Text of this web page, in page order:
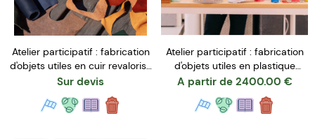
Atelier participatif : fabrication
d'objets utiles en cuir revalorisé
- Grand Format
Sur devis
Atelier participatif : fabrication
d'objets utiles en plastique
revalorisé - Petit Format
A partir de 2400.00 €